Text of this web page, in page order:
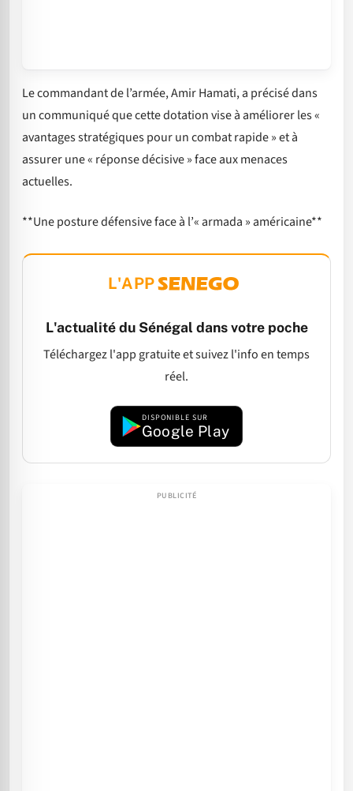
Le commandant de l’armée, Amir Hamati, a précisé dans
un communiqué que cette dotation vise à améliorer les «
avantages stratégiques pour un combat rapide » et à
assurer une « réponse décisive » face aux menaces
actuelles.
**Une posture défensive face à l’« armada » américaine**
L'APP
L'actualité du Sénégal dans votre poche
Téléchargez l'app gratuite et suivez l'info en temps
réel.
DISPONIBLE SUR
Google Play